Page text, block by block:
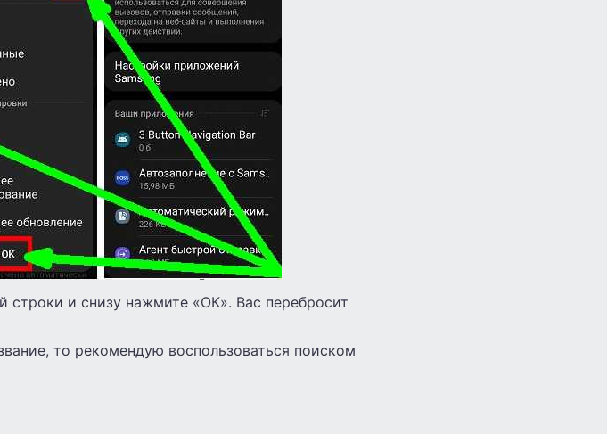
строки и снизу нажмите «ОК». Вас перебросит
то рекомендую воспользоваться поиском